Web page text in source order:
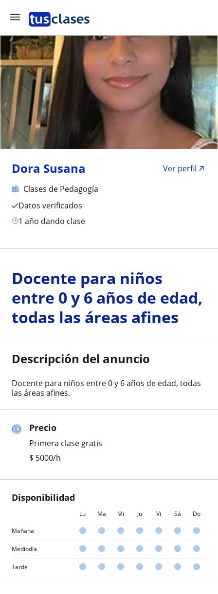
Dora Susana
Ver perfil
Clases de Pedagogía
Datos verificados
1 año dando clase
Precio
Primera clase gratis
$ 5000/h
Disponibilidad
Lu Ma Mi Ju Vi Sá Do
Mañana
Mediodía
Tarde
Docente para niños
entre 0 y 6 años de edad,
todas las áreas afines
Descripción del anuncio
Docente para niños entre 0 y 6 años de edad, todas
las áreas afines.